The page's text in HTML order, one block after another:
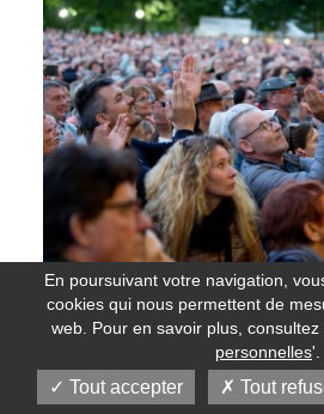
En poursuivant votre navigation,
cookies qui nous permettent de
web. Pour en savoir plus,
personnelles'.
Tout accepter Tout